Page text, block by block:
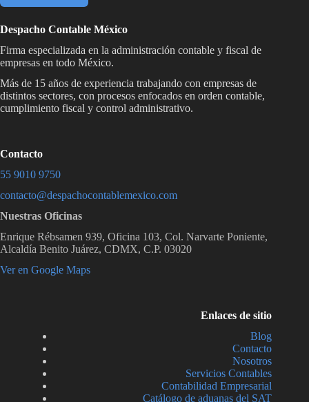
l
s
d
e
v
e
f
c
a
i
ó
n
Despacho Contable México
Firma especializada en la administración contable y fiscal de
empresas en todo México.
Más de 15 años de experiencia trabajando con empresas de
distintos sectores, con procesos enfocados en orden contable,
cumplimiento fiscal y control administrativo.
Contacto
55 9010 9750
contacto@despachocontablemexico.com
Nuestras Oficinas
Enrique Rébsamen 939, Oficina 103, Col. Narvarte Poniente,
Alcaldía Benito Juárez, CDMX, C.P. 03020
Ver en Google Maps
Enlaces de sitio
Blog
Contacto
Nosotros
Servicios Contables
Contabilidad Empresarial
Catálogo de aduanas del SAT